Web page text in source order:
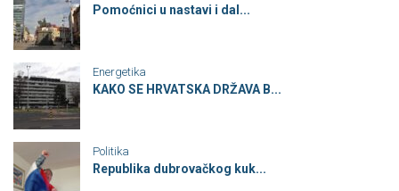
Pomoćnici u nastavi i dal...
Energetika
KAKO SE HRVATSKA DRŽAVA B...
Politika
Republika dubrovačkog kuk...